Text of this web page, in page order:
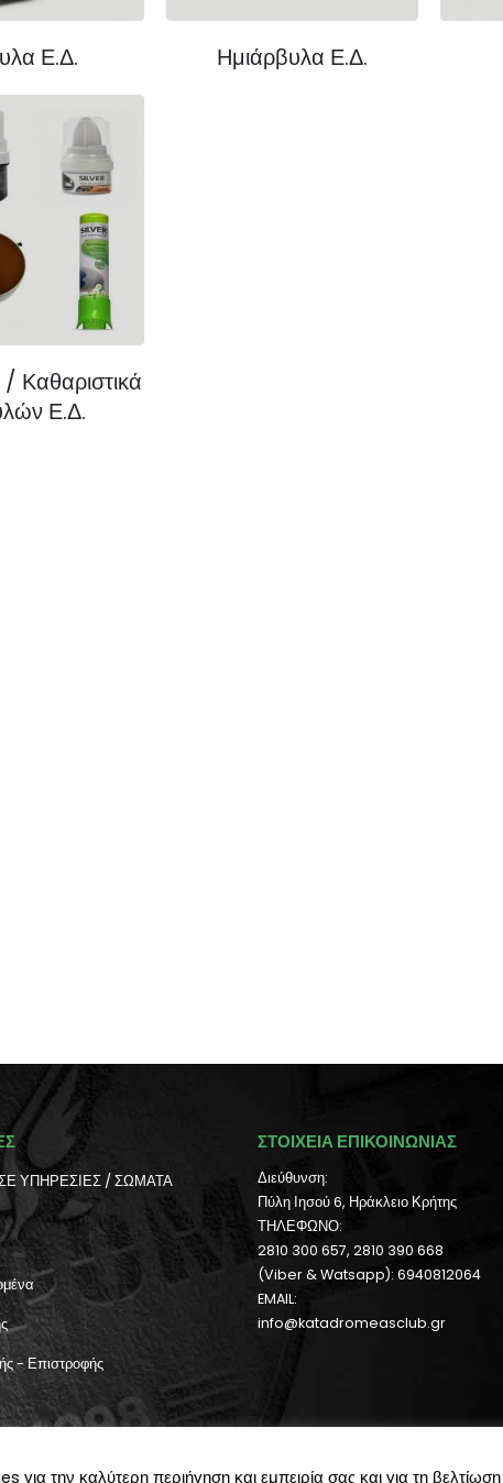
Ε.Δ. Ημιάρβυλα Ε.Δ.
/ Καθαριστικά
Ε.Δ.
ΥΠΗΡΕΣΙΕΣ / ΣΩΜΑΤΑ
- Επιστροφής
ΣΤΟΙΧΕΙΑ ΕΠΙΚΟΙΝΩΝΙΑΣ
Διεύθυνση:
Πύλη Ιησού 6, Ηράκλειο Κρήτης
ΤΗΛΕΦΩΝΟ:
2810 300 657, 2810 390 668
(Viber & Watsapp): 6940812064
EMAIL:
info@katadromeasclub.gr
την καλύτερη περιήγηση και εμπειρία σας και για τη βελτίωση